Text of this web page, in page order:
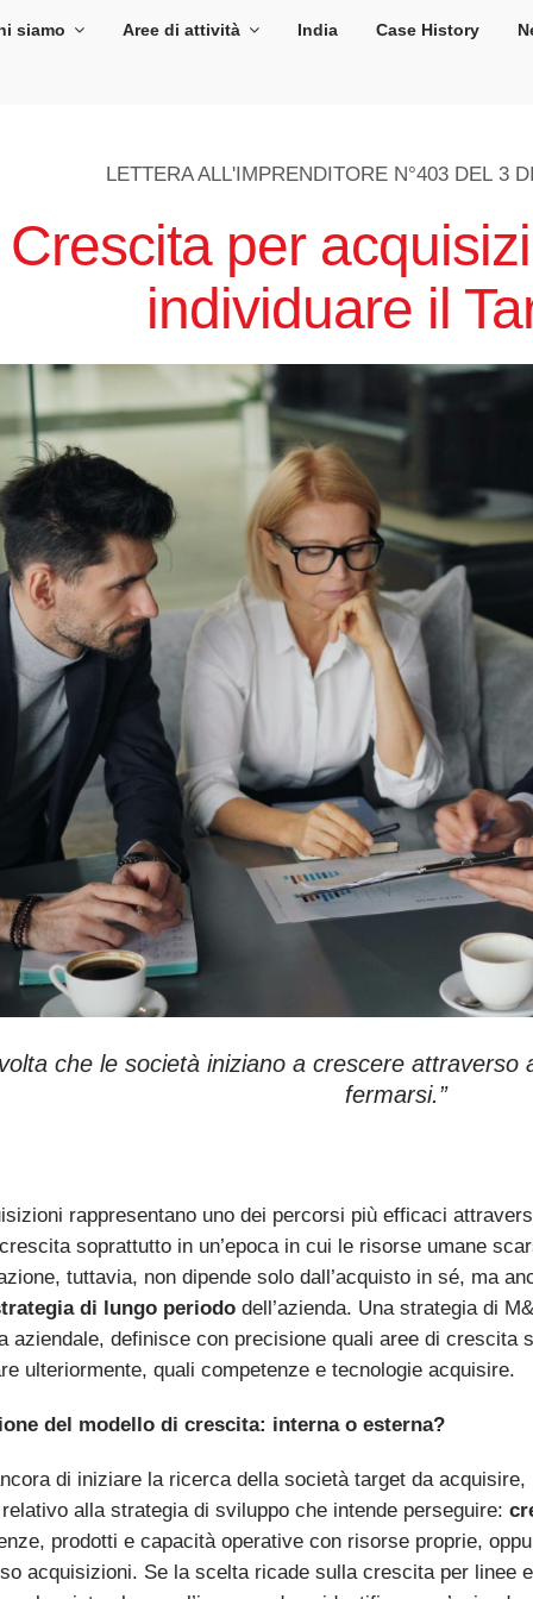
siamo Aree di attività India Case History
LETTERA ALL'IMPRENDITORE N°403 DEL 3
Crescita per
individuare il
che le società iniziano a crescere attraverso
fermarsi.”
rappresentano uno dei percorsi più efficaci
soprattutto in un’epoca in cui le risorse umane
tuttavia, non dipende solo dall’acquisto in sé, ma
di lungo periododell’azienda. Una strategia di
aziendale, definisce con precisione quali aree di crescita
ulteriormente, quali competenze e tecnologie acquisire.
del modello di crescita: interna o esterna?
di iniziare la ricerca della società target da acquisire,
alla strategia di sviluppo che intende perseguire:
prodotti e capacità operative con risorse proprie,
acquisizioni. Se la scelta ricade sulla crescita per linee